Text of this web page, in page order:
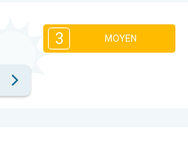
3 MOYEN